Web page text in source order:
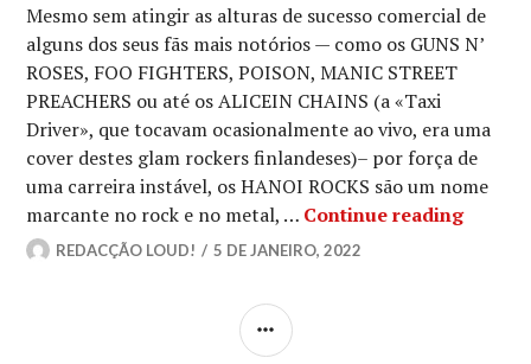
Mesmo sem atingir as alturas de sucesso comercial de
alguns dos seus fãs mais notórios — como os GUNS N’
ROSES, FOO FIGHTERS, POISON, MANIC STREET
PREACHERS ou até os ALICEIN CHAINS (a «Taxi
Driver», que tocavam ocasionalmente ao vivo, era uma
cover destes glam rockers finlandeses)– por força de
uma carreira instável, os HANOI ROCKS são um nome
marcante no rock e no metal, … Continue reading
REDACÇÃO LOUD! 5 DE JANEIRO, 2022
SIDEBAR